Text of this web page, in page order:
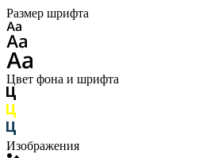
Размер шрифта
Цвет фона и шрифта
Изображения